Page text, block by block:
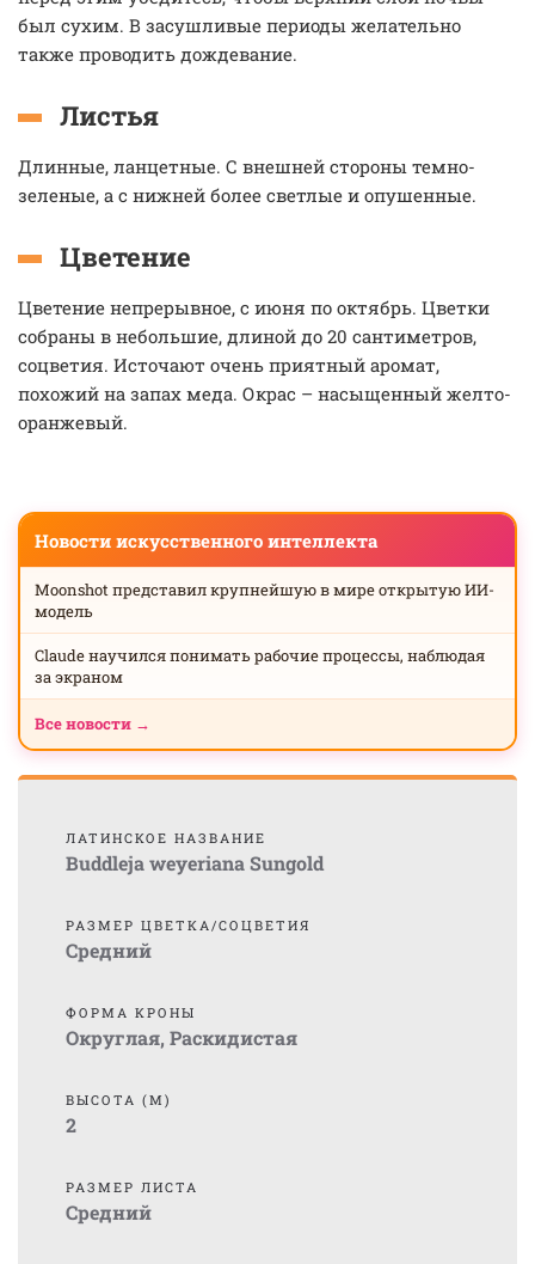
был сухим. В засушливые периоды желательно
также проводить дождевание.
Листья
Длинные, ланцетные. С внешней стороны темно-
зеленые, а с нижней более светлые и опушенные.
Цветение
Цветение непрерывное, с июня по октябрь. Цветки
собраны в небольшие, длиной до 20 сантиметров,
соцветия. Источают очень приятный аромат,
похожий на запах меда. Окрас – насыщенный желто-
оранжевый.
Новости искусственного интеллекта
Moonshot представил крупнейшую в мире открытую ИИ-
модель
Claude научился понимать рабочие процессы, наблюдая
за экраном
Все новости →
ЛАТИНСКОЕ НАЗВАНИЕ
Buddleja weyeriana Sungold
РАЗМЕР ЦВЕТКА/СОЦВЕТИЯ
Средний
ФОРМА КРОНЫ
Округлая, Раскидистая
ВЫСОТА (М)
2
РАЗМЕР ЛИСТА
Средний